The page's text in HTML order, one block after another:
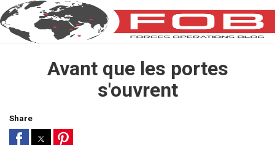
Avant que les portes
s'ouvrent
Share